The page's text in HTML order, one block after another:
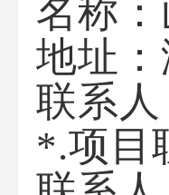
名称
地址
联系
*.项目